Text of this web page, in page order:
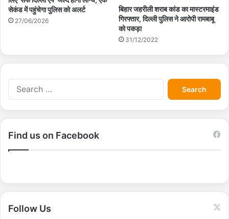
सेकंड में पहुंचेगा पुलिस को अलर्ट
27/06/2026
बिहार जहरीली शराब कांड का मास्टरमाइंड
गिरफ्तार, दिल्ली पुलिस ने आरोपी रामबाबू
को पकड़ा
31/12/2022
S
e
a
r
r
:
Find us on Facebook
Follow Us